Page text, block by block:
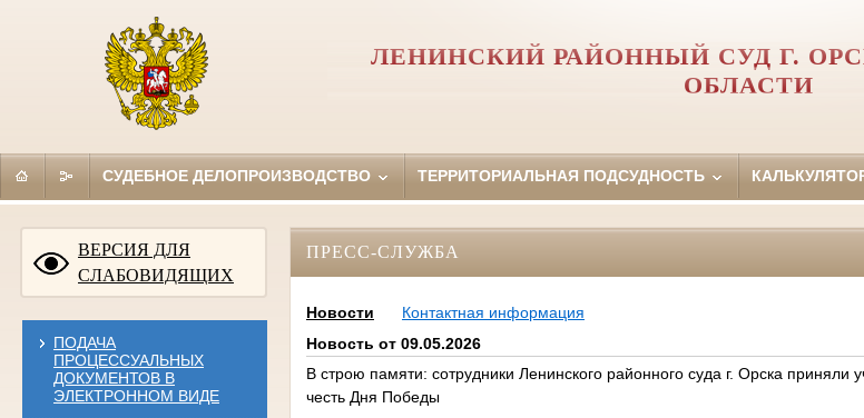
ЛЕНИНСКИЙ РАЙОННЫЙ СУД Г.
ОБЛАСТИ
СУДЕБНОЕ ДЕЛОПРОИЗВОДСТВО ТЕРРИТОРИАЛЬНАЯ ПОДСУДНОСТЬ
ВЕРСИЯ ДЛЯ
СЛАБОВИДЯЩИХ
ПОДАЧА
ПРОЦЕССУАЛЬНЫХ
ДОКУМЕНТОВ В
ЭЛЕКТРОННОМ ВИДЕ
ПРЕСС-СЛУЖБА
Новости
Контактная информация
Новость от 09.05.2026
В строю памяти: сотрудники Ленинского районного суда г. Орска приняли
честь Дня Победы